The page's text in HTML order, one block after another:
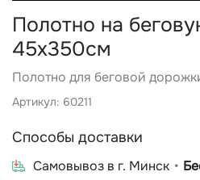
Полотно на
45х350см
Полотно для беговой
Артикул: 60211
Способы доставки
Cамовывоз в г. Минск